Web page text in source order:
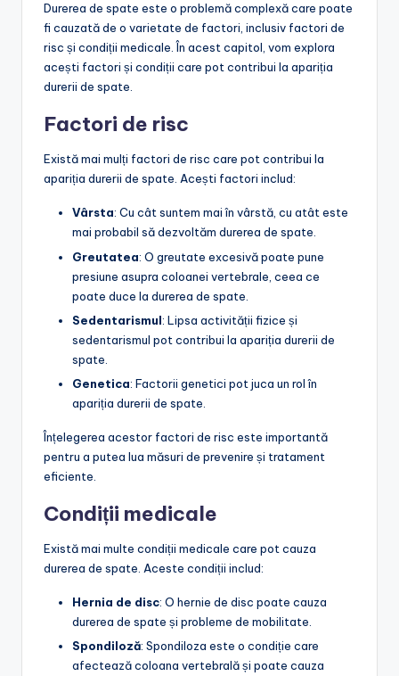
Durerea de spate este o problemă complexă care poate
fi cauzată de o varietate de factori, inclusiv factori de
risc și condiții medicale. În acest capitol, vom explora
acești factori și condiții care pot contribui la apariția
durerii de spate.
Factori de risc
Există mai mulți factori de risc care pot contribui la
apariția durerii de spate. Acești factori includ:
Vârsta: Cu cât suntem mai în vârstă, cu atât este
mai probabil să dezvoltăm durerea de spate.
Greutatea: O greutate excesivă poate pune
presiune asupra coloanei vertebrale, ceea ce
poate duce la durerea de spate.
Sedentarismul: Lipsa activității fizice și
sedentarismul pot contribui la apariția durerii de
spate.
Genetica: Factorii genetici pot juca un rol în
apariția durerii de spate.
Înțelegerea acestor factori de risc este importantă
pentru a putea lua măsuri de prevenire și tratament
eficiente.
Condiții medicale
Există mai multe condiții medicale care pot cauza
durerea de spate. Aceste condiții includ:
Hernia de disc: O hernie de disc poate cauza
durerea de spate și probleme de mobilitate.
Spondiloză: Spondiloza este o condiție care
afectează coloana vertebrală și poate cauza